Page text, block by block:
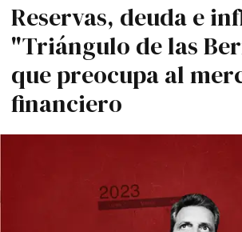
Reservas, deuda e
"Triángulo de las
que preocupa al
financiero